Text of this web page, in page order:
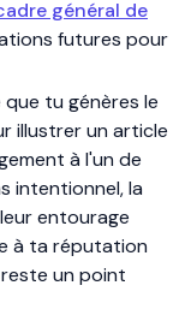
général de
futures pour
que tu génères le
illustrer un article
à l'un de
intentionnel, la
entourage
à ta réputation
reste un point